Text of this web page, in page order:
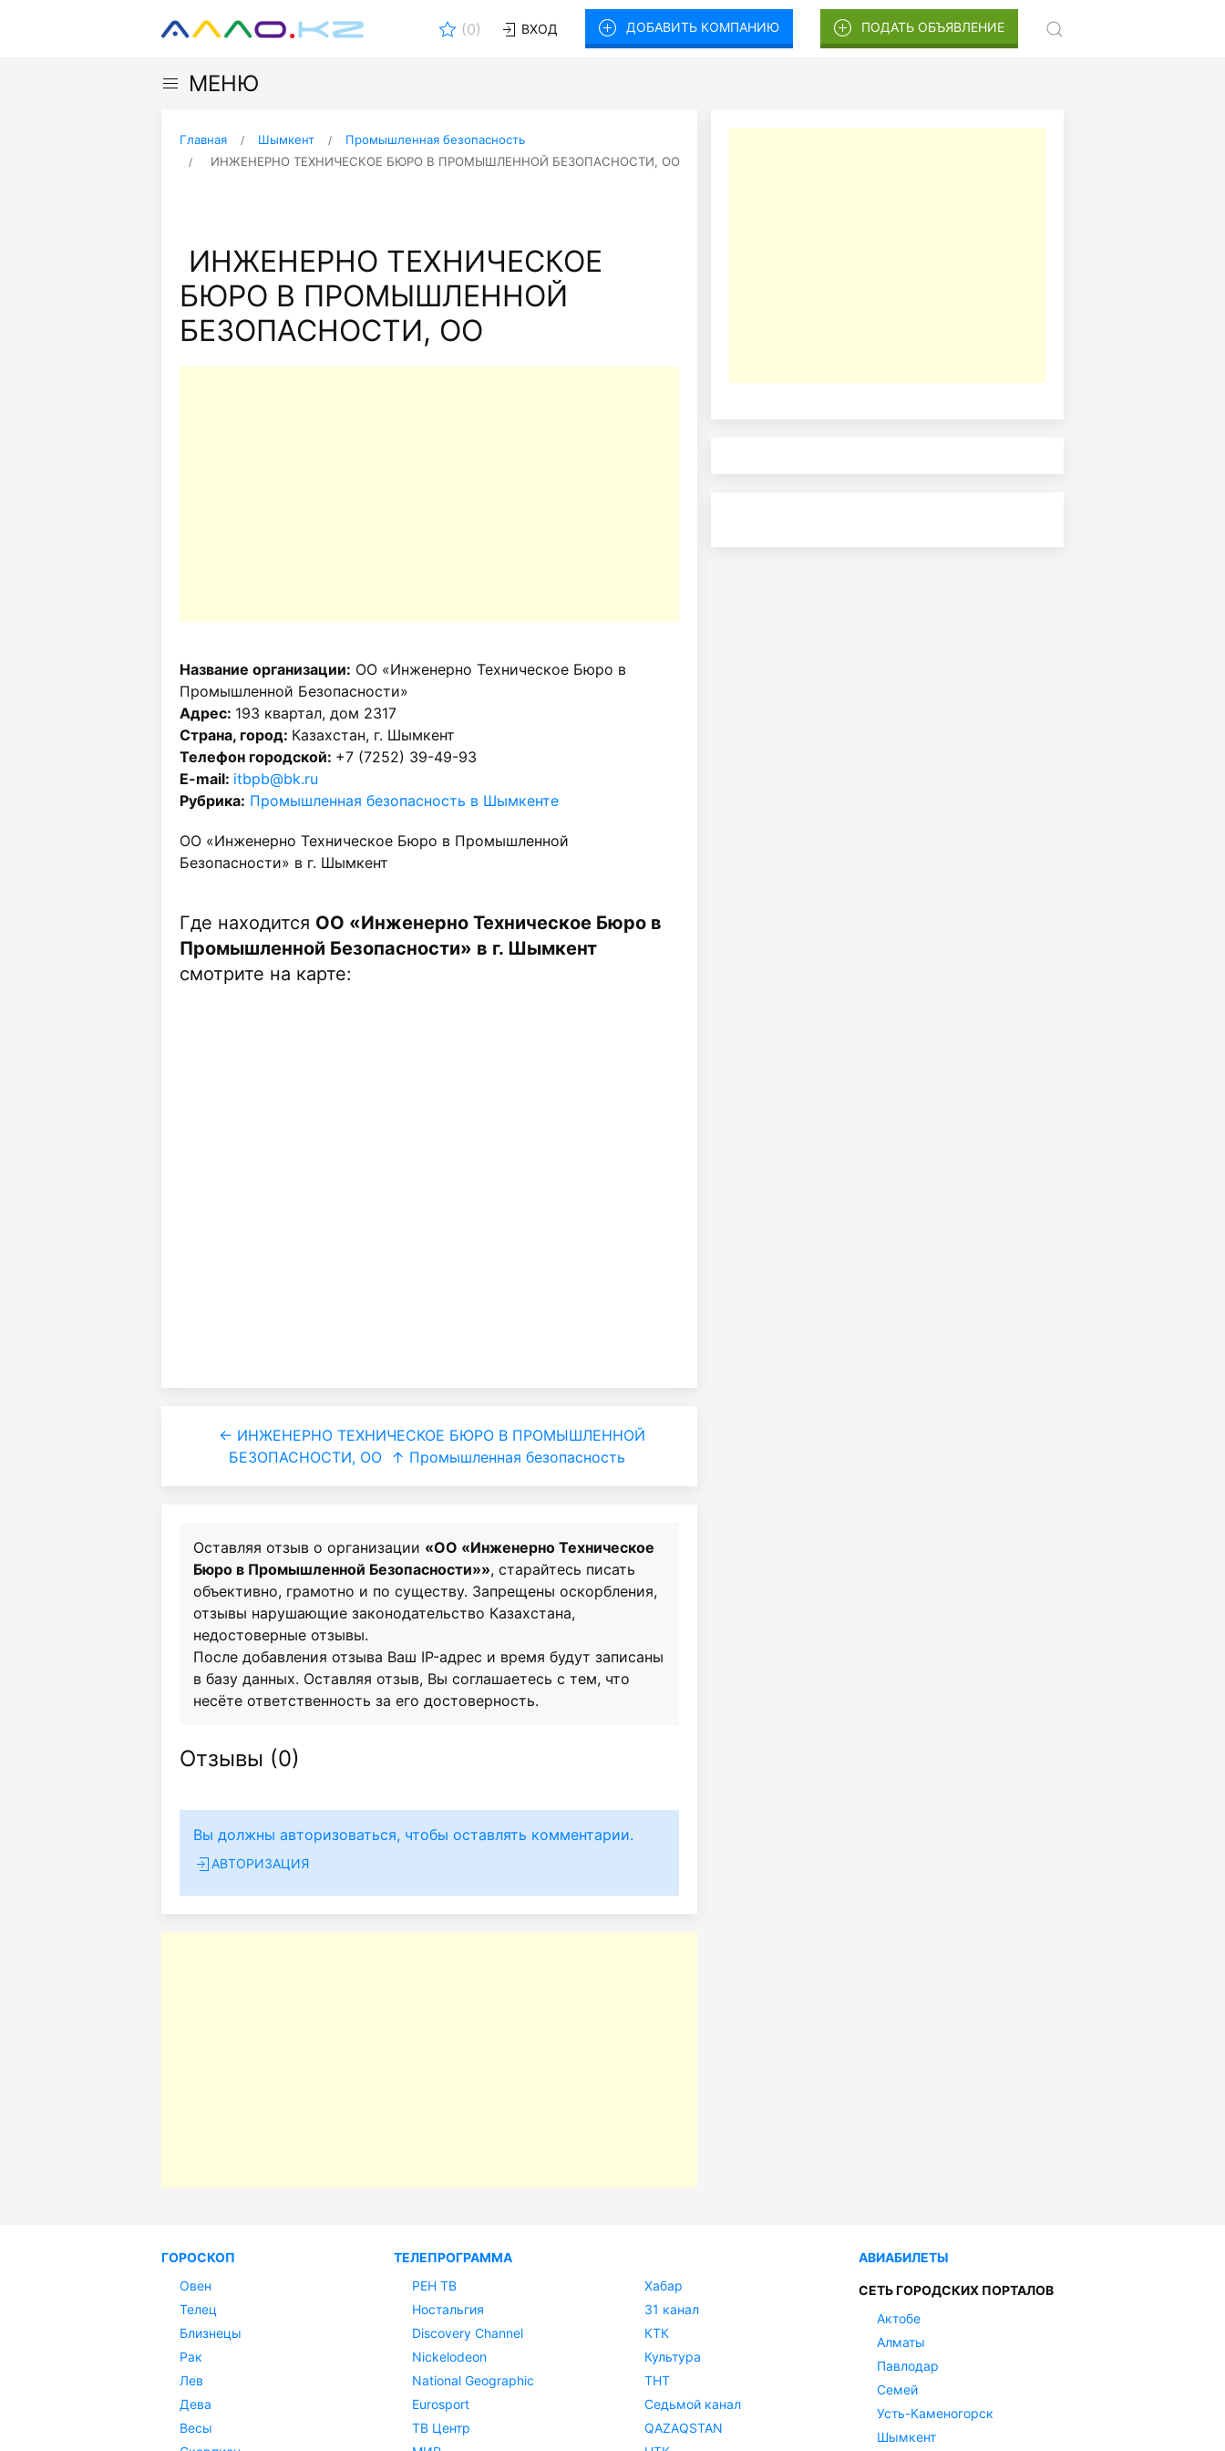
(0) ВХОД ДОБАВИТЬ КОМПАНИЮ ПОДАТЬ ОБЪЯВЛЕНИЕ
МЕНЮ
Главная Шымкент
Промышленная безопасность
ИНЖЕНЕРНО ТЕХНИЧЕСКОЕ БЮРО В ПРОМЫШЛЕННОЙ БЕЗОПАСНОСТИ, ОО
ИНЖЕНЕРНО ТЕХНИЧЕСКОЕ
БЮРО В ПРОМЫШЛЕННОЙ
БЕЗОПАСНОСТИ, ОО
Название организации: ОО «Инженерно Техническое Бюро в
Промышленной Безопасности»
Адрес: 193 квартал, дом 2317
Страна, город: Казахстан, г. Шымкент
Телефон городской: +7 (7252) 39-49-93
E-mail: itbpb@bk.ru
Рубрика: Промышленная безопасность в Шымкенте
ОО «Инженерно Техническое Бюро в Промышленной
Безопасности» в г. Шымкент
Где находится ОО «Инженерно Техническое Бюро в
Промышленной Безопасности» в г. Шымкент
смотрите на карте:
← ИНЖЕНЕРНО ТЕХНИЧЕСКОЕ БЮРО В ПРОМЫШЛЕННОЙ
БЕЗОПАСНОСТИ, ОО ↑ Промышленная безопасность
Оставляя отзыв о организации «ОО «Инженерно Техническое
Бюро в Промышленной Безопасности»», старайтесь писать
объективно, грамотно и по существу. Запрещены оскорбления,
отзывы нарушающие законодательство Казахстана,
недостоверные отзывы.
После добавления отзыва Ваш IP-адрес и время будут записаны
в базу данных. Оставляя отзыв, Вы соглашаетесь с тем, что
несёте ответственность за его достоверность.
Отзывы (0)
Вы должны авторизоваться, чтобы оставлять комментарии.
АВТОРИЗАЦИЯ
ГОРОСКОП
Овен
Телец
Близнецы
Рак
Лев
Дева
Весы
ТЕЛЕПРОГРАММА
РЕН ТВ
Ностальгия
Discovery Channel
Nickelodeon
National Geographic
Eurosport
ТВ Центр
Хабар
31 канал
КТК
Культура
ТНТ
Седьмой канал
QAZAQSTAN
АВИАБИЛЕТЫ
СЕТЬ ГОРОДСКИХ ПОРТАЛОВ
Актобе
Алматы
Павлодар
Семей
Усть-Каменогорск
Шымкент